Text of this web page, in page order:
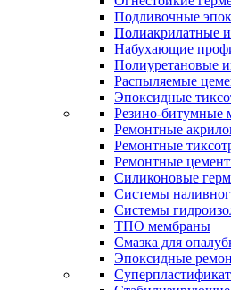
Подливочные
Полиакрилатные
Набухающие
Полиуретановые
Распыляемые
Эпоксидные
Резино-битумные
Ремонтные
Ремонтные
Ремонтные
Силиконовые
Системы
Системы
ТПО мембраны
Смазка для
Эпоксидные